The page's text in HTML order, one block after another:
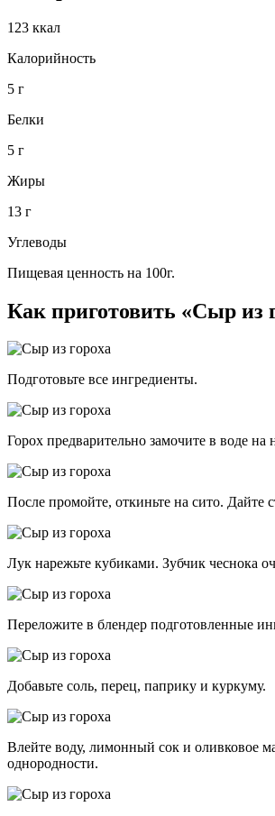
123 ккал
Калорийность
5 г
Белки
5 г
Жиры
13 г
Углеводы
Пищевая ценность на 100г.
Как приготовить «Cыр из
Подготовьте все ингредиенты.
Горох предварительно замочите в воде на
После промойте, откиньте на сито. Дайте
Лук нарежьте кубиками. Зубчик чеснока
Переложите в блендер подготовленные
Добавьте соль, перец, паприку и куркуму.
Влейте воду, лимонный сок и оливковое
однородности.